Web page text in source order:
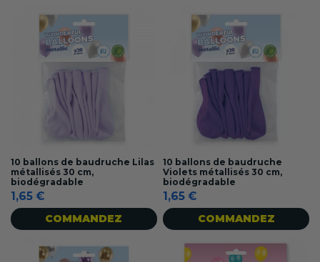
10 ballons de baudruche Lilas
métallisés 30 cm,
biodégradable
1,65 €
COMMANDEZ
10 ballons de baudruche
Violets métallisés 30 cm,
biodégradable
1,65 €
COMMANDEZ